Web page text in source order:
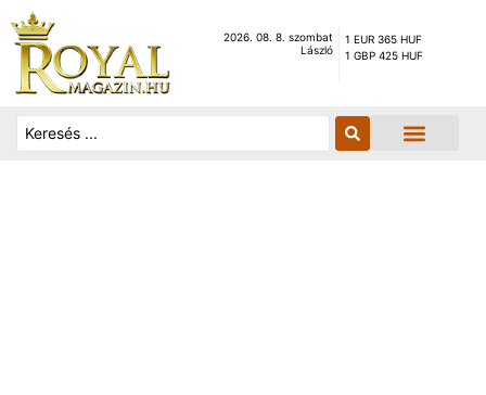
2026. 08. 8. szombat
László
1 EUR 365 HUF
1 GBP 425 HUF